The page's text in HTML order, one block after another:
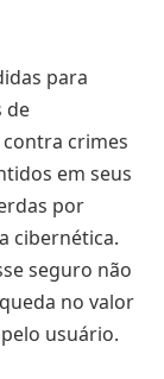
para
de
crimes
em seus
por
cibernética.
seguro não
no valor
usuário.